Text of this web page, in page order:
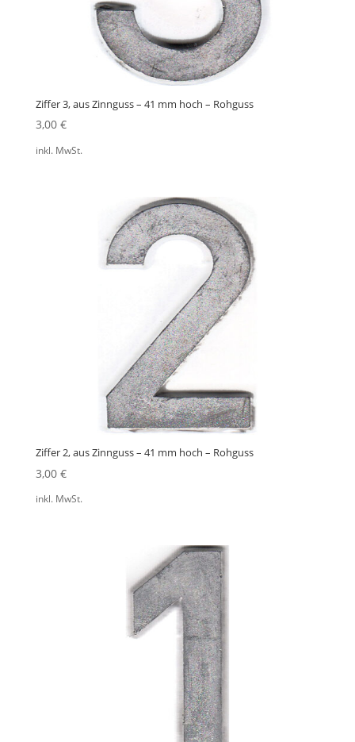
Ziffer 3, aus Zinnguss – 41 mm hoch – Rohguss
3,00 €
inkl. MwSt.
Ziffer 2, aus Zinnguss – 41 mm hoch – Rohguss
3,00 €
inkl. MwSt.